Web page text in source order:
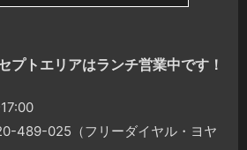
プトエリアはランチ営業中です！
489-025（フリーダイヤル・ヨヤ